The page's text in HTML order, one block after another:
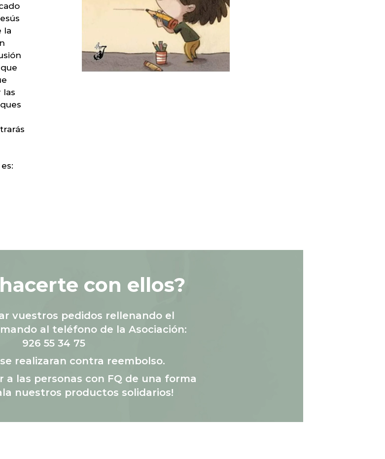
la
las
con ellos?
vuestros pedidos rellenando el
al teléfono de la Asociación:
926 55 34 75
realizaran contra reembolso.
a las personas con FQ de una forma
nuestros productos solidarios!